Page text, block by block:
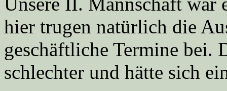
hier trugen natürlich die
geschäftliche Termine bei.
schlechter und hätte sich